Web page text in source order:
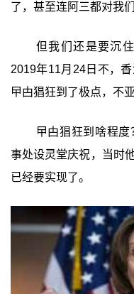
了，甚至连阿三都对我
但我们还是要沉
2019年11月24日不，
曱甴猖狂到了极点，不
曱甴猖狂到啥程
事处设灵堂庆祝，当时
已经要实现了。